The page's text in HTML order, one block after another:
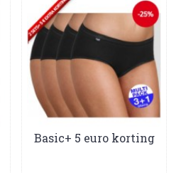
Basic+ 5 euro korting